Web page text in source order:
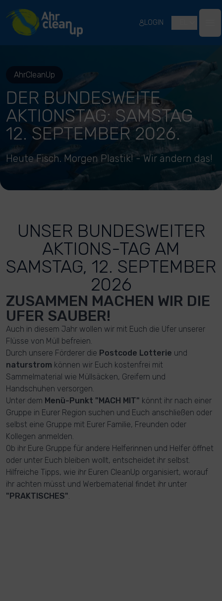
River Cleanup
LOGIN
AhrCleanUp
DER BUNDESWEITE
AKTIONSTAG: SAMSTAG
12. SEPTEMBER 2026.
Heute Fisch. Morgen Plastik! - Wir ändern das!
UNSER BUNDESWEITER
AKTIONS-TAG AM
SAMSTAG, 12. SEPTEMBER
2026
ZUSAMMEN MACHEN WIR DIE
UFER SAUBER!
Auch in diesem Jahr wollen wir mit Euch die Ufer unserer
Flüsse von Müll befreien.
Durch unsere Förderer die Postcode Lotterie und
naturstrom können wir Euch kostenfrei mit
Sammelmaterial wie Müllsäcken, Greifern und
Handschuhen versorgen.
Unter dem Menü-Punkt "MACH MIT" könnt ihr nach einer
Gruppe in Eurer Region suchen und Euch anschließen oder
selbst eine Gruppe mit Eurer Familie, Freunden oder
Kollegen anmelden.
Ob ihr Eure Gruppe für andere Helferinnen und Helfer öffnet
oder unter Euch bleiben wollt, entscheidet ihr selbst.
Hilfreiche Tipps, wie ihr Euren CleanUp organisiert, worauf
ihr achten müsst und Werbematerial findet ihr unter
"PRAKTISCHES".